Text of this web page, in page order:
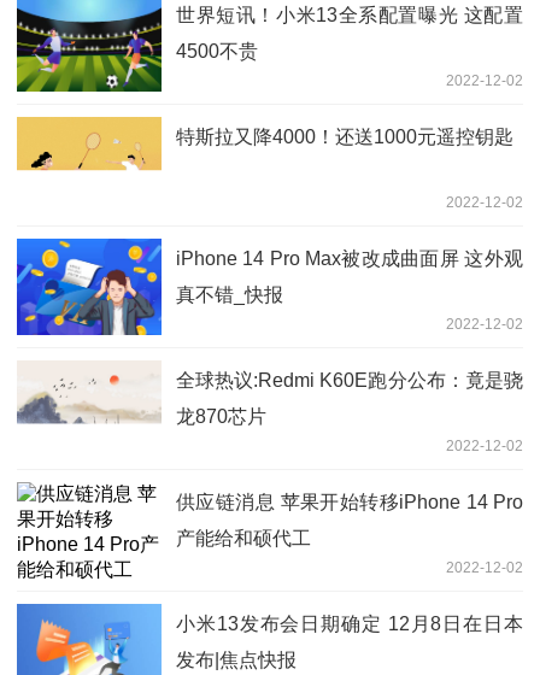
世界短讯！小米13全系配置曝光 这配置
4500不贵
2022-12-02
特斯拉又降4000！还送1000元遥控钥匙
2022-12-02
iPhone 14 Pro Max被改成曲面屏 这外观
真不错_快报
2022-12-02
全球热议:Redmi K60E跑分公布：竟是骁
龙870芯片
2022-12-02
供应链消息 苹果开始转移iPhone 14 Pro
产能给和硕代工
2022-12-02
小米13发布会日期确定 12月8日在日本
发布|焦点快报